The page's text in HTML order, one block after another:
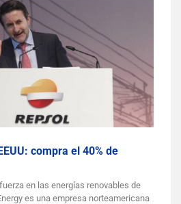
compra el 40% de
en las energías renovables de
es una empresa norteamericana